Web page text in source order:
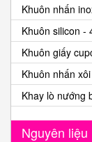
Khuôn nhấn
Khuôn silicon -
Khuôn giấy
Khuôn nhấn
Khay lò nướng
Nguyên liệu